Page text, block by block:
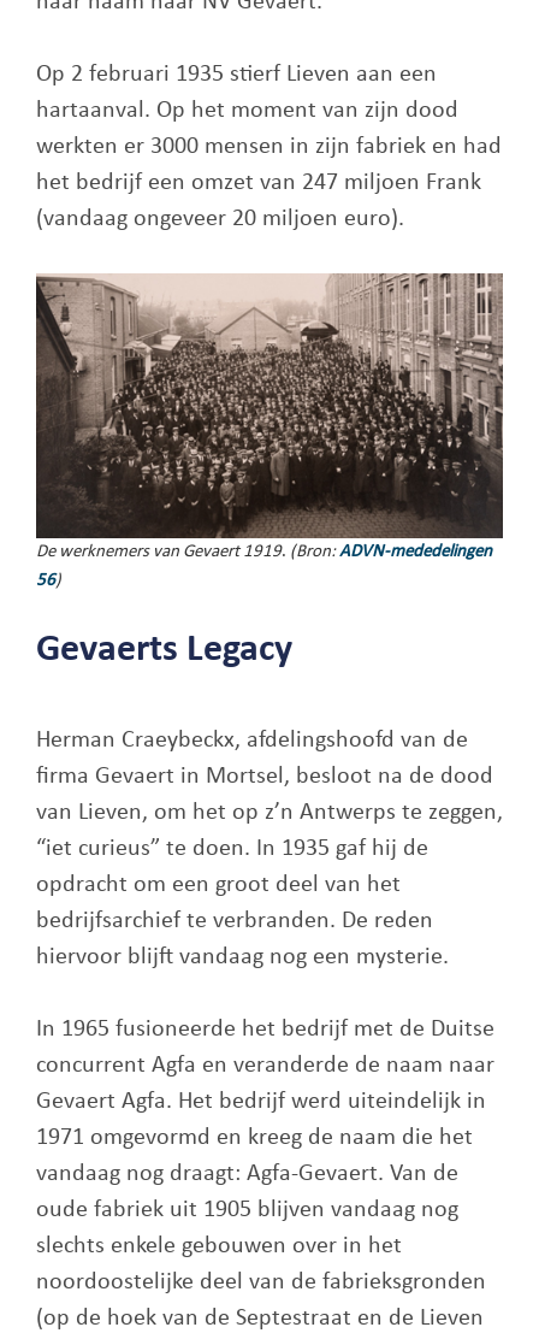
Op 2 februari 1935 stierf Lieven aan een
hartaanval. Op het moment van zijn dood
werkten er 3000 mensen in zijn fabriek en had
het bedrijf een omzet van 247 miljoen Frank
(vandaag ongeveer 20 miljoen euro).
De werknemers van Gevaert 1919. (Bron:ADVN-mededelingen
56)
Gevaerts Legacy
Herman Craeybeckx, afdelingshoofd van de
firma Gevaert in Mortsel, besloot na de dood
van Lieven, om het op z’n Antwerps te zeggen,
“iet curieus” te doen. In 1935 gaf hij de
opdracht om een groot deel van het
bedrijfsarchief te verbranden. De reden
hiervoor blijft vandaag nog een mysterie.
In 1965 fusioneerde het bedrijf met de Duitse
concurrent Agfa en veranderde de naam naar
Gevaert Agfa. Het bedrijf werd uiteindelijk in
1971 omgevormd en kreeg de naam die het
vandaag nog draagt: Agfa-Gevaert. Van de
oude fabriek uit 1905 blijven vandaag nog
slechts enkele gebouwen over in het
noordoostelijke deel van de fabrieksgronden
(op de hoek van de Septestraat en de Lieven